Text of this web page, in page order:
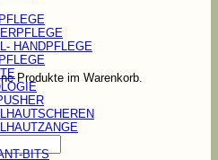
Produkte im Warenkorb.
HANDPFLEGE
BITS